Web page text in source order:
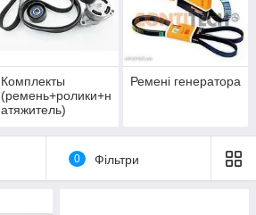
Комплекты
(ремень+ролики+н
атяжитель)
Ремені генератора
0 Фільтри